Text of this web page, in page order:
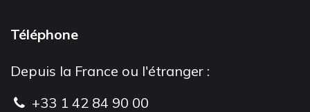
Téléphone
Depuis la France ou l'étranger :
+33 1 42 84 90 00